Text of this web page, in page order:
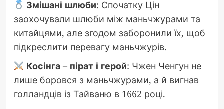
Змішані шлюби: Спочатку Цін
заохочували шлюби між маньчжурами та
китайцями, але згодом заборонили їх, щоб
підкреслити перевагу маньчжурів.
Косінга – пірат і герой: Чжен Ченгун не
лише боровся з маньчжурами, а й вигнав
голландців із Тайваню в 1662 році.